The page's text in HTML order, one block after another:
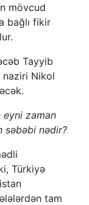
mövcud
bağlı fikir
Tayyib
naziri Nikol
zaman
səbəbi nədir?
Türkiyə
tam